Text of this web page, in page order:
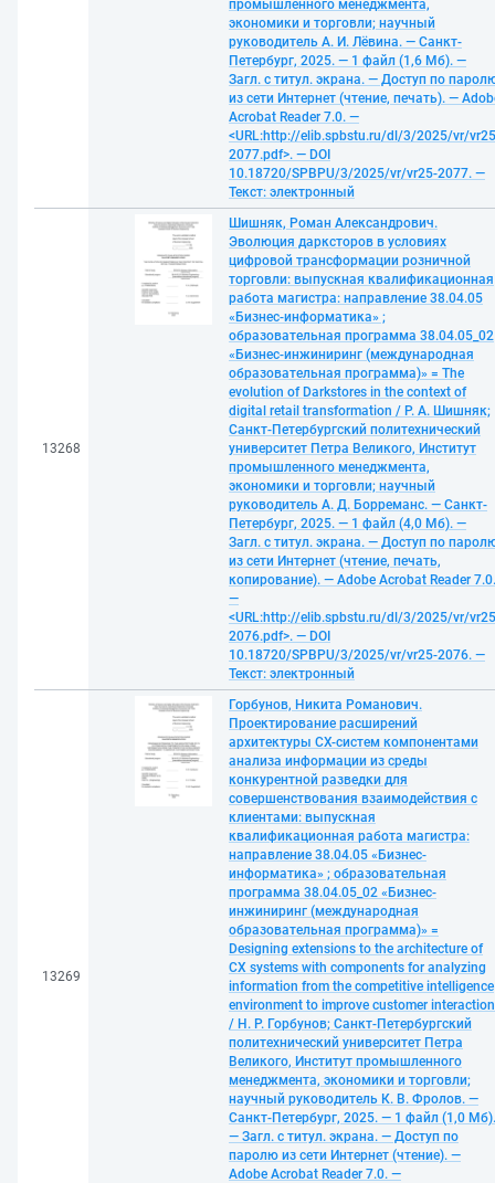
промышленного менеджмента,
экономики и торговли; научный
руководитель А. И. Лёвина. — Санкт-
Петербург, 2025. — 1 файл (1,6 Мб). —
Загл. с титул. экрана. — Доступ по
из сети Интернет (чтение, печать). —
Acrobat Reader 7.0. —
<URL:http://elib.spbstu.ru/dl/3/2025/vr/
2077.pdf>. — DOI
10.18720/SPBPU/3/2025/vr/vr25-2077. —
Текст: электронный
13268
Шишняк, Роман Александрович.
Эволюция дарксторов в условиях
цифровой трансформации розничной
торговли: выпускная квалификационная
работа магистра: направление 38.04.05
«Бизнес-информатика» ;
образовательная программа 38.04.05_02
«Бизнес-инжиниринг (международная
образовательная программа)» = The
evolution of Darkstores in the context of
digital retail transformation / Р. А. Шишняк;
Санкт-Петербургский политехнический
университет Петра Великого, Институт
промышленного менеджмента,
экономики и торговли; научный
руководитель А. Д. Борреманс. — Санкт-
Петербург, 2025. — 1 файл (4,0 Мб). —
Загл. с титул. экрана. — Доступ по
из сети Интернет (чтение, печать,
копирование). — Adobe Acrobat Reader 7.0.
—
<URL:http://elib.spbstu.ru/dl/3/2025/vr/
2076.pdf>. — DOI
10.18720/SPBPU/3/2025/vr/vr25-2076. —
Текст: электронный
13269
Горбунов, Никита Романович.
Проектирование расширений
архитектуры CХ-систем компонентами
анализа информации из среды
конкурентной разведки для
совершенствования взаимодействия с
клиентами: выпускная
квалификационная работа магистра:
направление 38.04.05 «Бизнес-
информатика» ; образовательная
программа 38.04.05_02 «Бизнес-
инжиниринг (международная
образовательная программа)» =
Designing extensions to the architecture of
CX systems with components for analyzing
information from the competitive intelligence
environment to improve customer interaction
/ Н. Р. Горбунов; Санкт-Петербургский
политехнический университет Петра
Великого, Институт промышленного
менеджмента, экономики и торговли;
научный руководитель К. В. Фролов. —
Санкт-Петербург, 2025. — 1 файл (1,0 Мб).
— Загл. с титул. экрана. — Доступ по
паролю из сети Интернет (чтение). —
Adobe Acrobat Reader 7.0. —